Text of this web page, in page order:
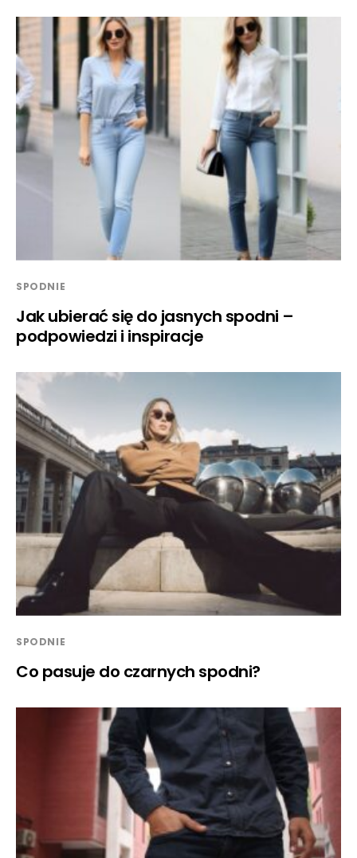
SPODNIE
Jak ubierać się do jasnych spodni –
podpowiedzi i inspiracje
SPODNIE
Co pasuje do czarnych spodni?